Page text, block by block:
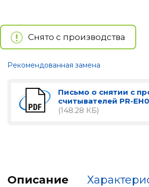
Снято с производства
Рекомендованная замена
Письмо о снятии с
считывателей PR-
(148.28 КБ)
Описание